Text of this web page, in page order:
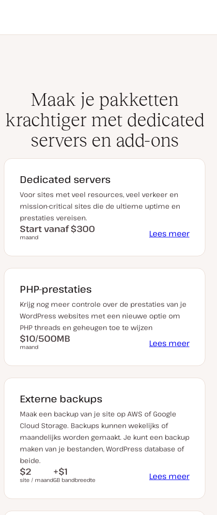
Maak je pakketten
krachtiger met dedicated
servers en add-ons
Dedicated servers
Voor sites met veel resources, veel verkeer en
mission-critical sites die de ultieme uptime en
prestaties vereisen.
Start vanaf $300
maand Lees meer
PHP-prestaties
Krijg nog meer controle over de prestaties van je
WordPress websites met een nieuwe optie om
PHP threads en geheugen toe te wijzen
$10/500MB
maand Lees meer
Externe backups
Maak een backup van je site op AWS of Google
Cloud Storage. Backups kunnen wekelijks of
maandelijks worden gemaakt. Je kunt een backup
maken van je bestanden, WordPress database of
beide.
$2
site / maand
+$1
GB bandbreedte Lees meer